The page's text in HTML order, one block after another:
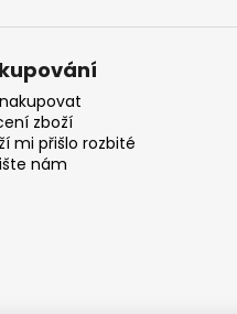
zboží
mi přišlo rozbité
nám